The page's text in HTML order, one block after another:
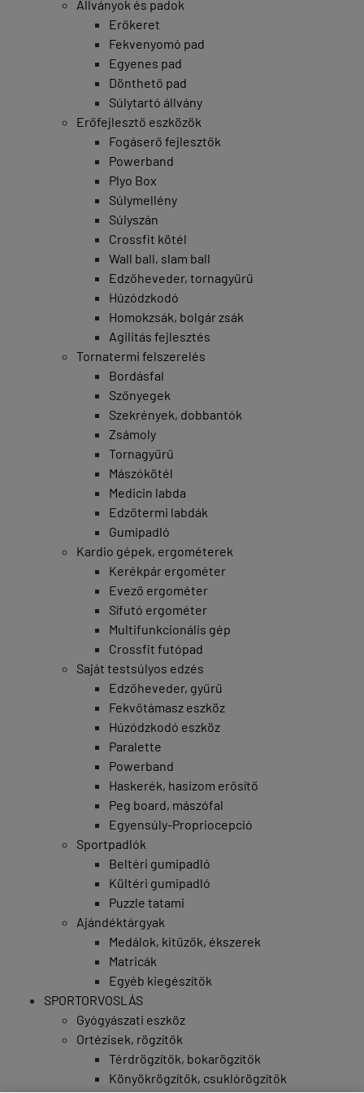
Állványok és padok
Erőkeret
Fekvenyomó pad
Egyenes pad
Dönthető pad
Súlytartó állvány
Erőfejlesztő eszközök
Fogáserő fejlesztők
Powerband
Plyo Box
Súlymellény
Súlyszán
Crossfit kötél
Wall ball, slam ball
Edzőheveder, tornagyűrű
Húzódzkodó
Homokzsák, bolgár zsák
Agilitás fejlesztés
Tornatermi felszerelés
Bordásfal
Szőnyegek
Szekrények, dobbantók
Zsámoly
Tornagyűrű
Mászókötél
Medicin labda
Edzőtermi labdák
Gumipadló
Kardio gépek, ergométerek
Kerékpár ergométer
Evező ergométer
Sífutó ergométer
Multifunkcionális gép
Crossfit futópad
Saját testsúlyos edzés
Edzőheveder, gyűrű
Fekvőtámasz eszköz
Húzódzkodó eszköz
Paralette
Powerband
Haskerék, hasizom erősítő
Peg board, mászófal
Egyensúly-Propriocepció
Sportpadlók
Beltéri gumipadló
Kültéri gumipadló
Puzzle tatami
Ajándéktárgyak
Medálok, kitűzők, ékszerek
Matricák
Egyéb kiegészítők
SPORTORVOSLÁS
Gyógyászati eszköz
Ortézisek, rögzítők
Térdrögzítők, bokarögzítők
Könyökrögzítők, csuklórögzítők